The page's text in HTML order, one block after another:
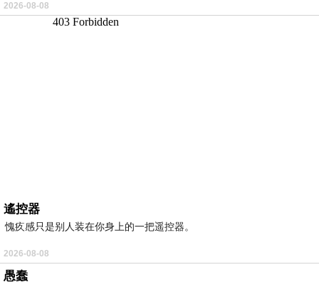
2026-08-08
遙控器
愧疚感只是别人装在你身上的一把遥控器。
2026-08-08
愚蠢